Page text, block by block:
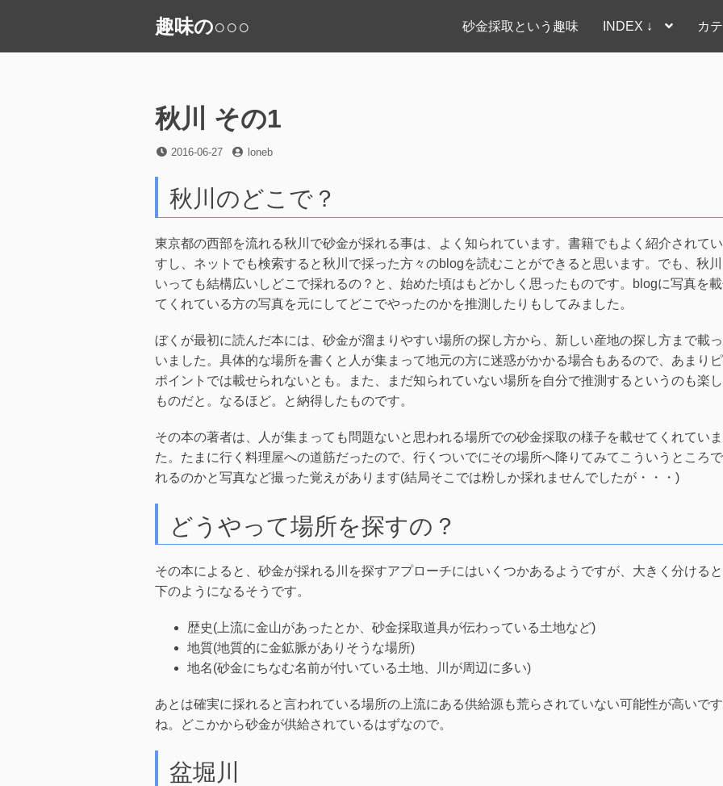
テ
趣味の○○○ 砂金採取という趣味 INDEX ↓ カ
秋川 その1
投
2016-06-27
投loneb
秋川のどこで？
東京都の西部を流れる秋川で砂金が採れる事は、よく知られています。書籍でもよく紹介されてい
すし、ネットでも検索すると秋川で採った方々のblogを読むことができると思います。でも、秋川
いっても結構広いしどこで採れるの？と、始めた頃はもどかしく思ったものです。blogに写真を
てくれている方の写真を元にしてどこでやったのかを推測したりもしてみました。
ぼくが最初に読んだ本には、砂金が溜まりやすい場所の探し方から、新しい産地の探し方まで載
いました。具体的な場所を書くと人が集まって地元の方に迷惑がかかる場合もあるので、あまり
ポイントでは載せられないとも。また、まだ知られていない場所を自分で推測するというのも楽
ものだと。なるほど。と納得したものです。
その本の著者は、人が集まっても問題ないと思われる場所での砂金採取の様子を載せてくれてい
た。たまに行く料理屋への道筋だったので、行くついでにその場所へ降りてみてこういうところ
れるのかと写真など撮った覚えがあります(結局そこでは粉しか採れませんでしたが・・・)
どうやって場所を探すの？
その本によると、砂金が採れる川を探すアプローチにはいくつかあるようですが、大きく分ける
下のようになるそうです。
歴史(上流に金山があったとか、砂金採取道具が伝わっている土地など)
地質(地質的に金鉱脈がありそうな場所)
地名(砂金にちなむ名前が付いている土地、川が周辺に多い)
あとは確実に採れると言われている場所の上流にある供給源も荒らされていない可能性が高いです
ね。どこかから砂金が供給されているはずなので。
盆堀川